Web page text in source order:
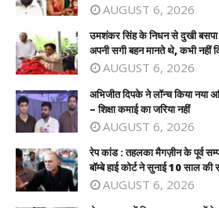
AUGUST 6, 2026
उमशंकर सिंह के निधन से दुखी बसपा
अपनी सगी बहन मानते थे, कभी नहीं
AUGUST 6, 2026
अभिजीत दिपके ने लॉन्च किया नया
– शिक्षा कमाई का जरिया नहीं
AUGUST 6, 2026
रेप कांड : तहलका मैगज़ीन के पूर्व
बॉम्बे हाई कोर्ट ने सुनाई 10 साल की
AUGUST 6, 2026